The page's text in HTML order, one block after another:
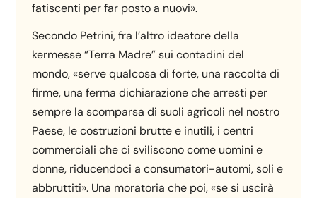
fatiscenti per far posto a nuovi».
Secondo Petrini, fra l’altro ideatore della
kermesse “Terra Madre” sui contadini del
mondo, «serve qualcosa di forte, una raccolta di
firme, una ferma dichiarazione che arresti per
sempre la scomparsa di suoli agricoli nel nostro
Paese, le costruzioni brutte e inutili, i centri
commerciali che ci sviliscono come uomini e
donne, riducendoci a consumatori-automi, soli e
abbruttiti». Una moratoria che poi, «se si uscirà